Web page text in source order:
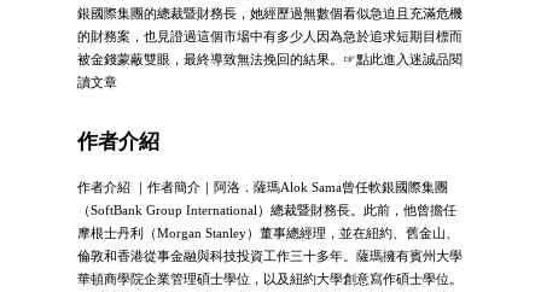
銀國際集團的總裁暨財務長，她經歷過無數個看似急迫且充滿危機
的財務案，也見證過這個市場中有多少人因為急於追求短期目標而
被金錢蒙蔽雙眼，最終導致無法挽回的結果。☞點此進入迷誠品閱
讀文章
作者介紹
作者介紹 ｜作者簡介｜阿洛．薩瑪Alok Sama曾任軟銀國際集團
（SoftBank Group International）總裁暨財務長。此前，他曾擔任
摩根士丹利（Morgan Stanley）董事總經理，並在紐約、舊金山、
倫敦和香港從事金融與科技投資工作三十多年。薩瑪擁有賓州大學
華頓商學院企業管理碩士學位，以及紐約大學創意寫作碩士學位。